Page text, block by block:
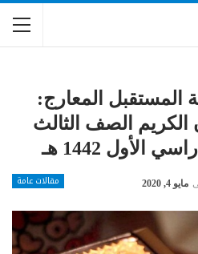
المستقبل المعارج:
الكريم الصف الثالث
الأول 1442 هـ
مقالات عامة مايو 4, 2020